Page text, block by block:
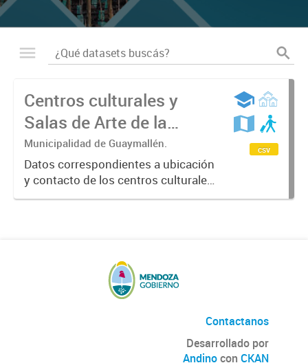
Centros culturales y
Salas de Arte de la
Municipalidad de
Guaymallén
Municipalidad de Guaymallén.
Datos correspondientes a ubicación
y contacto de los centros culturales
y las Salas de arte del
mensualmente. Año...
csv
Contactanos
Desarrollado por
Andinocon CKAN